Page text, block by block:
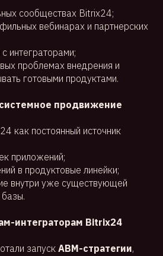
сообществах Bitrix24;
вебинарах и партнерских
интеграторами;
проблемах внедрения и
готовыми продуктами.
продвижение
как постоянный источник
приложений;
в продуктовые линейки;
внутри уже существующей
базы.
интеграторам Bitrix24
запуск ABM-стратегии,